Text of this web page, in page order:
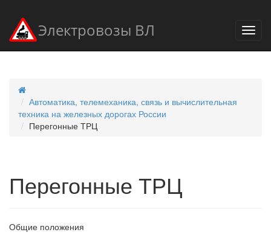
Электровозы ВЛ
Автоматика, телемеханика, связь и вычислительная
техника на железных дорогах России
Перегонные ТРЦ
Перегонные ТРЦ
Общие положения